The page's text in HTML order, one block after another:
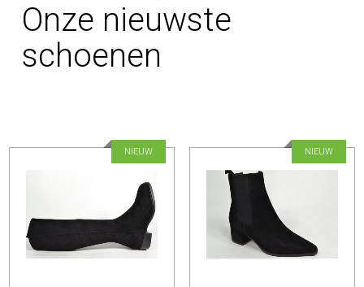
Onze nieuwste
schoenen
NIEUW NIEUW